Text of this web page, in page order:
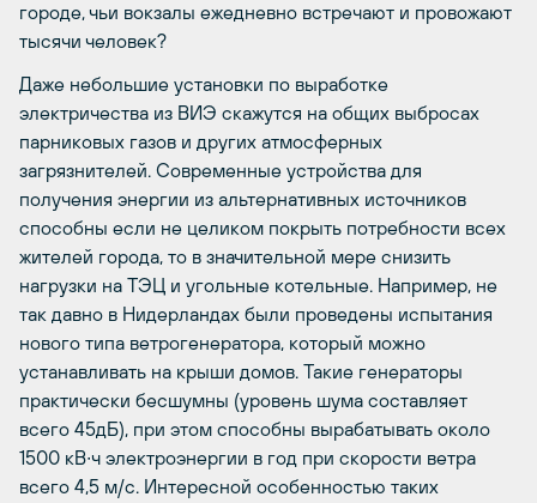
городе, чьи вокзалы ежедневно встречают и провожают
тысячи человек?
Даже небольшие установки по выработке
электричества из ВИЭ скажутся на общих выбросах
парниковых газов и других атмосферных
загрязнителей. Современные устройства для
получения энергии из альтернативных источников
способны если не целиком покрыть потребности всех
жителей города, то в значительной мере снизить
нагрузки на ТЭЦ и угольные котельные. Например, не
так давно в Нидерландах были проведены испытания
нового типа ветрогенератора, который можно
устанавливать на крыши домов. Такие генераторы
практически бесшумны (уровень шума составляет
всего 45дБ), при этом способны вырабатывать около
1500 кВ∙ч электроэнергии в год при скорости ветра
всего 4,5 м/с. Интересной особенностью таких